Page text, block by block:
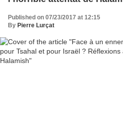
Published on 07/23/2017 at 12:15
By Pierre Lurçat